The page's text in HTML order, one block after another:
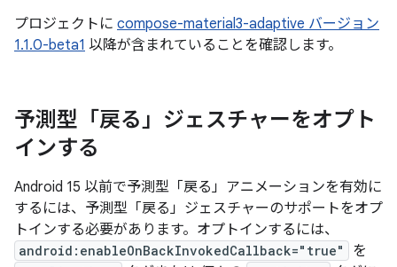
プロジェクトに compose-material3-adaptive バージョン
1.1.0-beta1 以降が含まれていることを確認します。
予測型「戻る」ジェスチャーをオプト
インする
Android 15 以前で予測型「戻る」アニメーションを有効に
するには、予測型「戻る」ジェスチャーのサポートをオプ
トインする必要があります。オプトインするには、
android:enableOnBackInvokedCallback="true" を